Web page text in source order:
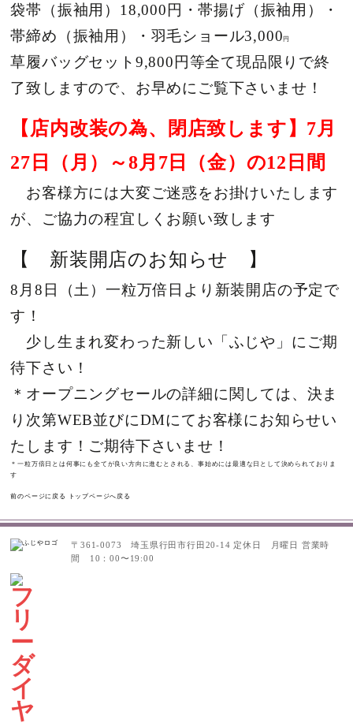
袋帯（振袖用）18,000円・帯揚げ（振袖用）・
帯締め（振袖用）・羽毛ショール3,000円
草履バッグセット9,800円等全て現品限りで終
了致しますので、お早めにご覧下さいませ！
【店内改装の為、閉店致します】7月
27日（月）～8月7日（金）の12日間
お客様方には大変ご迷惑をお掛けいたします
が、ご協力の程宜しくお願い致します
【 新装開店のお知らせ 】
8月8日（土）一粒万倍日より新装開店の予定で
す！
少し生まれ変わった新しい「ふじや」にご期
待下さい！
＊オープニングセールの詳細に関しては、決ま
り次第WEB並びにDMにてお客様にお知らせい
たします！ご期待下さいませ！
＊一粒万倍日とは何事にも全てが良い方向に進むとされる、事始めには最適な日として決められておりま
す
前のページに戻る トップページへ戻る
〒361-0073 埼玉県行田市行田20-14 定休日 月曜日 営業時
間 10：00〜19:00